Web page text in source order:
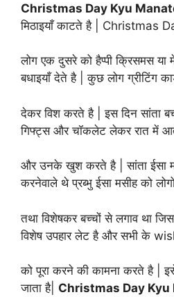
Christmas Day Kyu
मिठाइयाँ काटते है | Christmas
लोग एक दुसरे को हैप्पी क्रिसमस या
बधाइयाँ देते है | कुछ लोग ग्रीटिंग
देकर विश करते है | इस दिन सांता
गिफ्ट्स और चॉकलेट लेकर रात में
और उनके खुश करते है | सांता ईसा
करनेवाले थे प्रब्भु ईसा मसीह को
तथा विशेषकर बच्चों से लगाव था
विशेष उपहार लेट है और सभी के
को पूरा करने की कामना करते है |
जाता है| Christmas Day Kyu